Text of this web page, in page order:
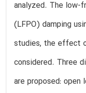
analyzed. The low-
(LFPO) damping
studies, the effect
considered. Three
are proposed: open